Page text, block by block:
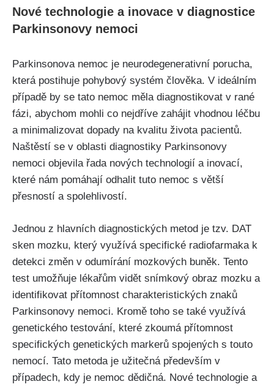
Nové technologie a inovace v diagnostice
Parkinsonovy nemoci
Parkinsonova nemoc je neurodegenerativní porucha,
která postihuje pohybový systém člověka. V ideálním
případě by se tato nemoc měla diagnostikovat v rané
fázi, abychom mohli co nejdříve zahájit vhodnou léčbu
a minimalizovat dopady na kvalitu života pacientů.
Naštěstí se v oblasti diagnostiky Parkinsonovy
nemoci objevila řada nových technologií a inovací,
které nám pomáhají odhalit tuto nemoc s větší
přesností a spolehlivostí.
Jednou z hlavních diagnostických metod je tzv. DAT
sken mozku, který využívá specifické radiofarmaka k
detekci změn v odumírání mozkových buněk. Tento
test umožňuje lékařům vidět snímkový obraz mozku a
identifikovat přítomnost charakteristických znaků
Parkinsonovy nemoci. Kromě toho se také využívá
genetického testování, které zkoumá přítomnost
specifických genetických markerů spojených s touto
nemocí. Tato metoda je užitečná především v
případech, kdy je nemoc dědičná. Nové technologie a